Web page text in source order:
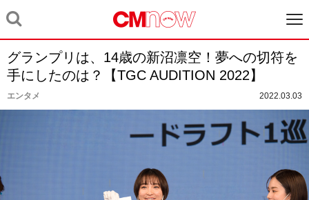
グランプリは、14歳の新沼凛空！夢への切符を
手にしたのは？【TGC AUDITION 2022】
エンタメ 2022.03.03